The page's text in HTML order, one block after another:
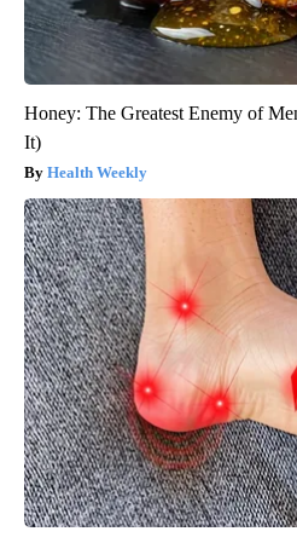
Honey: The Greatest Enemy of
It)
Health Weekly